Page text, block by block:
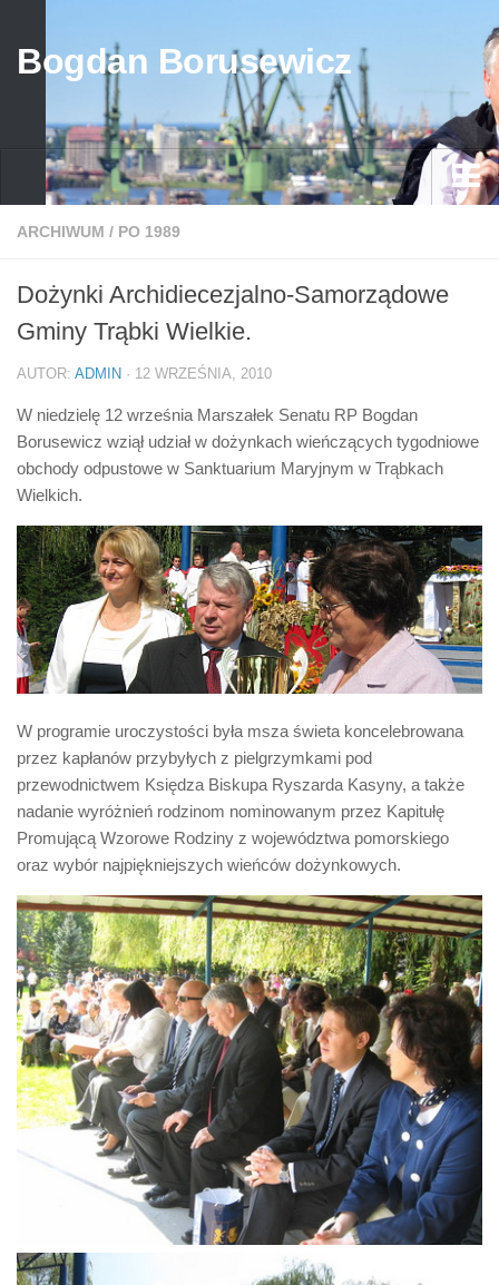
Bogdan Borusewicz
Aktualności
przed 1989
po 1989
Media
Galeria
Życiorys
Biuro Senatorskie
Polecane
Senat
Platforma Obywatelska
Fundacja Jacka Kaczmarskiego
Fundacja Batorego
ARCHIWUM / PO 1989
Dożynki Archidiecezjalno-Samorządowe
Gminy Trąbki Wielkie.
AUTOR: ADMIN · 12 WRZEŚNIA, 2010
W niedzielę 12 września Marszałek Senatu RP Bogdan
Borusewicz wziął udział w dożynkach wieńczących tygodniowe
obchody odpustowe w Sanktuarium Maryjnym w Trąbkach
Wielkich.
W programie uroczystości była msza świeta koncelebrowana
przez kapłanów przybyłych z pielgrzymkami pod
przewodnictwem Księdza Biskupa Ryszarda Kasyny, a także
nadanie wyróżnień rodzinom nominowanym przez Kapitułę
Promującą Wzorowe Rodziny z województwa pomorskiego
oraz wybór najpiękniejszych wieńców dożynkowych.